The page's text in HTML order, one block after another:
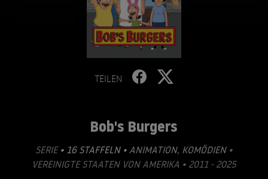
TEILEN
Bob's Burgers
SERIE • 16 STAFFELN • ANIMATION, KOMÖDIEN•
VEREINIGTE STAATEN VON AMERIKA • 2011 - 2025